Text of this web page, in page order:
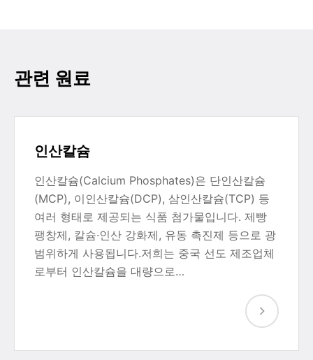
관련 원료
인산칼슘
인산칼슘(Calcium Phosphates)은 단인산칼슘
(MCP), 이인산칼슘(DCP), 삼인산칼슘(TCP) 등
여러 형태로 제공되는 식품 첨가물입니다. 제빵
팽창제, 칼슘·인산 강화제, 유동 촉진제 등으로 광
범위하게 사용됩니다.저희는 중국 선도 제조업체
로부터 인산칼슘을 대량으로…